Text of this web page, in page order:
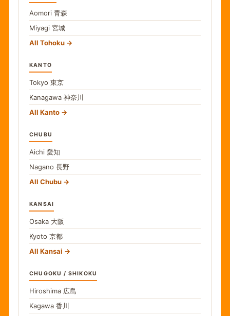
Aomori 青森
Miyagi 宮城
All Tohoku
KANTO
Tokyo 東京
Kanagawa 神奈川
All Kanto
CHUBU
Aichi 愛知
Nagano 長野
All Chubu
KANSAI
Osaka 大阪
Kyoto 京都
All Kansai
CHUGOKU / SHIKOKU
Hiroshima 広島
Kagawa 香川